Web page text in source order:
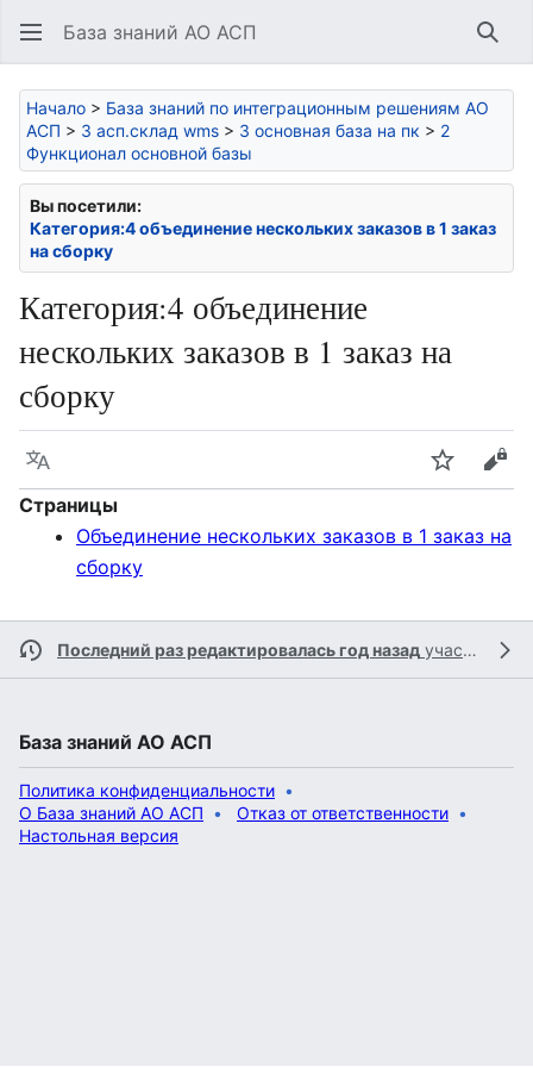
База знаний АО АСП
Начало > База знаний по интеграционным решениям АО
АСП > 3 асп.склад wms > 3 основная база на пк > 2
Функционал основной базы
Вы посетили:
Категория:4 объединение нескольких заказов в 1 заказ
на сборку
Категория:4 объединение
нескольких заказов в 1 заказ на
сборку
Язык Следить
Страницы
Объединение нескольких заказов в 1 заказ на
сборку
Последний раз редактировалась год назад участником
База знаний АО АСП
Политика конфиденциальности
О База знаний АО АСП
Отказ от ответственности
Настольная версия